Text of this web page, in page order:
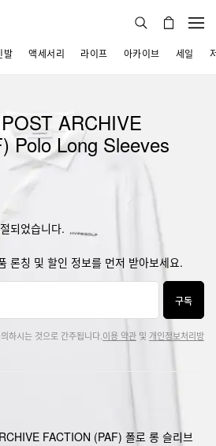
발 액세서리 라이프 아카이브 세일
ARCHIVE
Polo Long Sleeves
되었습니다.
론칭 및 할인 정보를 먼저 받아보세요.
구독
하시는 것으로 간주됩니다. 이용 약관 및 개인정보처리방
FACTION (PAF) 폴로 롱 슬리브